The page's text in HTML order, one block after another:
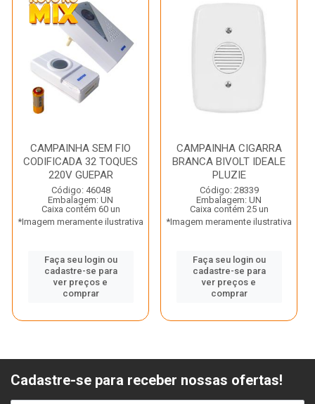
CAMPAINHA SEM FIO
CODIFICADA 32 TOQUES
220V GUEPAR
Código: 46048
Embalagem: UN
Caixa contém 60 un
*Imagem meramente ilustrativa
Faça seu login ou
cadastre-se para
ver preços e
comprar
CAMPAINHA CIGARRA
BRANCA BIVOLT IDEALE
PLUZIE
Código: 28339
Embalagem: UN
Caixa contém 25 un
*Imagem meramente ilustrativa
Faça seu login ou
cadastre-se para
ver preços e
comprar
Cadastre-se para receber nossas ofertas!